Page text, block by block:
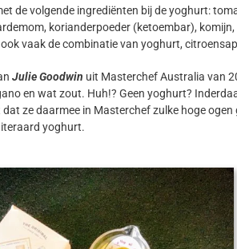
de volgende ingrediënten bij de yoghurt:
korianderpoeder (ketoembar),
vaak de combinatie van yoghurt,
Julie Goodwin uit Masterchef Australia van
en wat zout. Huh!? Geen yoghurt?
ze daarmee in Masterchef zulke hoge
yoghurt.